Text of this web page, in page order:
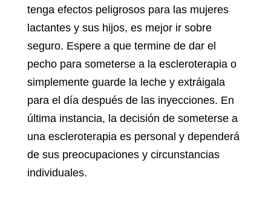
tenga efectos peligrosos para las mujeres
lactantes y sus hijos, es mejor ir sobre
seguro. Espere a que termine de dar el
pecho para someterse a la escleroterapia o
simplemente guarde la leche y extráigala
para el día después de las inyecciones. En
última instancia, la decisión de someterse a
una escleroterapia es personal y dependerá
de sus preocupaciones y circunstancias
individuales.